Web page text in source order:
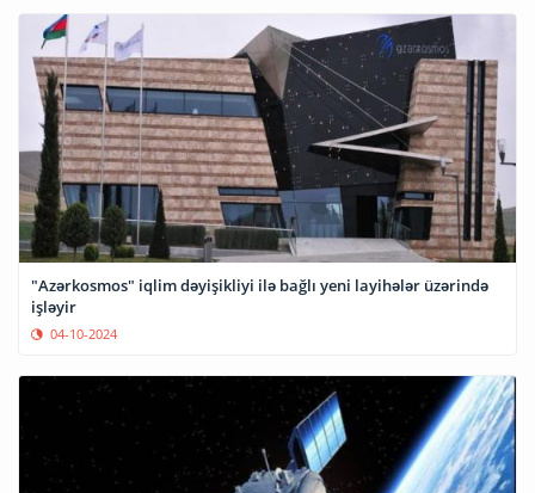
"Azərkosmos" iqlim dəyişikliyi ilə bağlı yeni layihələr üzərində
işləyir
04-10-2024